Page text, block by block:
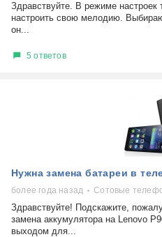
Здравствуйте. В режиме настроек
настроить свою мелодию.
он...
5 ответов
Нужна замена батареи в
более года назад Сотовые
Здравствуйте! Подскажите,
замена аккумулятора на Lenovo
выходом для...